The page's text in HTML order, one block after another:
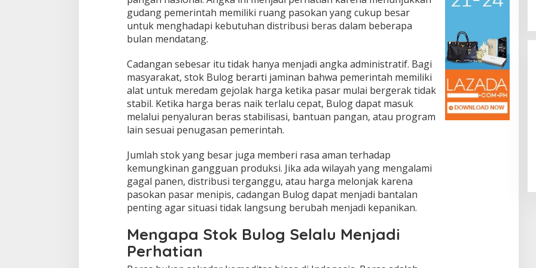
gudang pemerintah memiliki ruang pasokan yang cukup besar
untuk menghadapi kebutuhan distribusi beras dalam beberapa
bulan mendatang.
Cadangan sebesar itu tidak hanya menjadi angka administratif. Bagi
masyarakat, stok Bulog berarti jaminan bahwa pemerintah memiliki
alat untuk meredam gejolak harga ketika pasar mulai bergerak tidak
stabil. Ketika harga beras naik terlalu cepat, Bulog dapat masuk
melalui penyaluran beras stabilisasi, bantuan pangan, atau program
lain sesuai penugasan pemerintah.
Jumlah stok yang besar juga memberi rasa aman terhadap
kemungkinan gangguan produksi. Jika ada wilayah yang mengalami
gagal panen, distribusi terganggu, atau harga melonjak karena
pasokan pasar menipis, cadangan Bulog dapat menjadi bantalan
penting agar situasi tidak langsung berubah menjadi kepanikan.
Mengapa Stok Bulog Selalu Menjadi
Perhatian
In Otomotif